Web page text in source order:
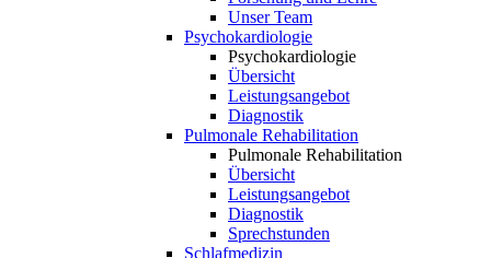
Unser Team
Psychokardiologie
Psychokardiologie
Übersicht
Leistungsangebot
Diagnostik
Pulmonale Rehabilitation
Pulmonale Rehabilitation
Übersicht
Leistungsangebot
Diagnostik
Sprechstunden
Schlafmedizin